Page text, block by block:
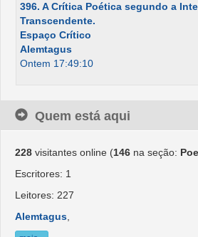
396. A Crítica Poética segundo a
Transcendente.
Espaço Crítico
Alemtagus
Ontem 17:49:10
Quem está aqui
228 visitantes online (146 na seção:
Escritores: 1
Leitores: 227
Alemtagus